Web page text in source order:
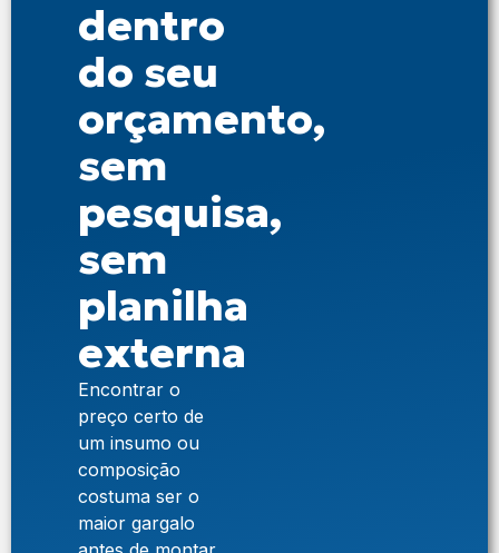
dentro
do seu
orçamento,
sem
pesquisa,
sem
planilha
externa
Encontrar o
preço certo de
um insumo ou
composição
costuma ser o
maior gargalo